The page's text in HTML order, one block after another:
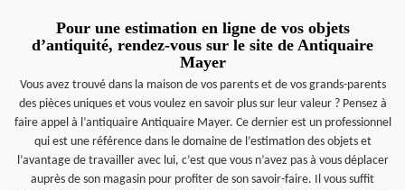
Pour une estimation en ligne de vos objets
d’antiquité, rendez-vous sur le site de Antiquaire
Mayer
Vous avez trouvé dans la maison de vos parents et de vos grands-parents
des pièces uniques et vous voulez en savoir plus sur leur valeur ? Pensez à
faire appel à l’antiquaire Antiquaire Mayer. Ce dernier est un professionnel
qui est une référence dans le domaine de l’estimation des objets et
l’avantage de travailler avec lui, c’est que vous n’avez pas à vous déplacer
auprès de son magasin pour profiter de son savoir-faire. Il vous suffit